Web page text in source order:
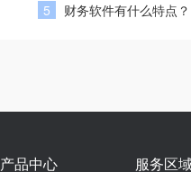
5 财务软件有什么特点？
产品中心 服务区